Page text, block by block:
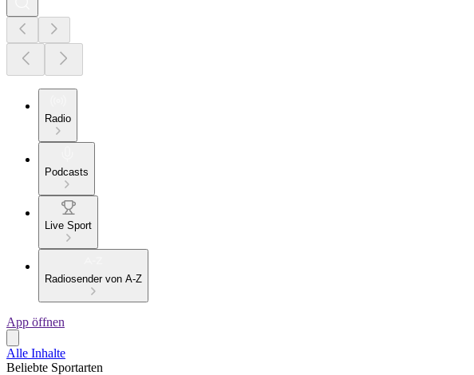
Radio
Podcasts
Live Sport
Radiosender von A-Z
App öffnen
Alle Inhalte
Beliebte Sportarten